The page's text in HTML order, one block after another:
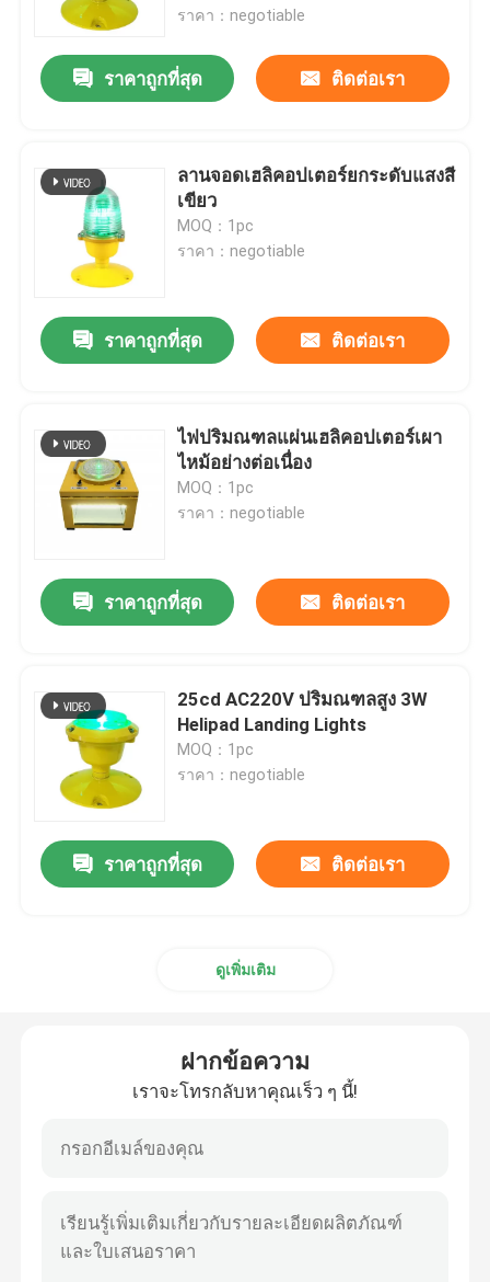
ราคา：negotiable
ราคาถูกที่สุด ติดต่อเรา
ลานจอดเฮลิคอปเตอร์ยกระดับแสงสี
เขียว
MOQ：1pc
ราคา：negotiable
ราคาถูกที่สุด ติดต่อเรา
ไฟปริมณฑลแผ่นเฮลิคอปเตอร์เผา
ไหม้อย่างต่อเนื่อง
MOQ：1pc
ราคา：negotiable
ราคาถูกที่สุด ติดต่อเรา
25cd AC220V ปริมณฑลสูง 3W
Helipad Landing Lights
MOQ：1pc
ราคา：negotiable
ราคาถูกที่สุด ติดต่อเรา
ดูเพิ่มเติม
ฝากข้อความ
เราจะโทรกลับหาคุณเร็ว ๆ นี้!